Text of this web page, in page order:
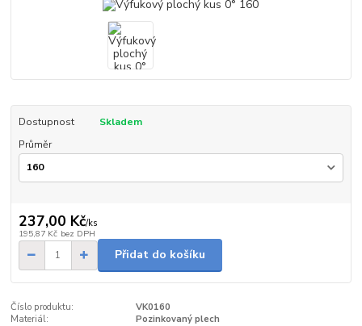
Dostupnost
Skladem
Průměr
237,00 Kč/ks
195,87 Kč bez DPH
Přidat do košíku
Číslo produktu:
VK0160
Materiál:
Pozinkovaný plech